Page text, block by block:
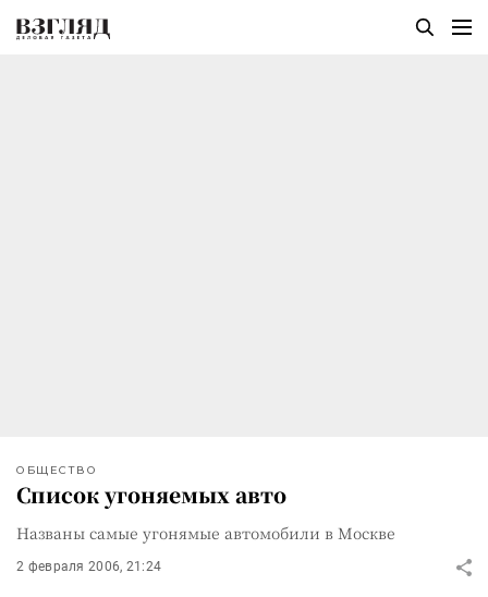
ОБЩЕСТВО
Список угоняемых авто
Названы самые угонямые автомобили в Москве
2 февраля 2006, 21:24